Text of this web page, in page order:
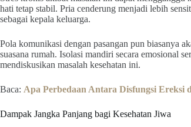
hati tetap stabil. Pria cenderung menjadi lebih
sebagai kepala keluarga.
Pola komunikasi dengan pasangan pun biasanya
suasana rumah. Isolasi mandiri secara emosional
mendiskusikan masalah kesehatan ini.
Baca: Apa Perbedaan Antara Disfungsi Ereksi
Dampak Jangka Panjang bagi Kesehatan Jiwa